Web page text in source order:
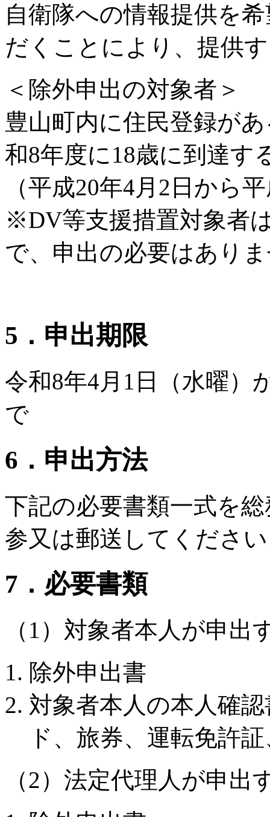
自衛隊への情報提供を
だくことにより、提供
＜除外申出の対象者＞
豊山町内に住民登録が
和8年度に18歳に到達す
（平成20年4月2日から
※DV等支援措置対象者
で、申出の必要はあり
5．申出期限
令和8年4月1日（水曜）
で
6．申出方法
下記の必要書類一式を
参又は郵送してくださ
7．必要書類
（1）対象者本人が申出
除外申出書
対象者本人の本人確
ド、旅券、運転免許
（2）法定代理人が申出